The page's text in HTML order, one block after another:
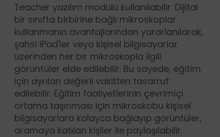
Teacher yazılım modülü kullanılabilir. Dijital
bir sınıfta birbirine bağlı mikroskoplar
kullanmanın avantajlarından yararlanılarak,
şahsi iPad'ler veya kişisel bilgisayarlar
üzerinden her bir mikroskopla ilgili
görüntüler elde edilebilir. Bu sayede, eğitim
için ayrılan değerli vakitten tasarruf
edilebilir. Eğitim faaliyetlerinin çevrimiçi
ortama taşınması için mikroskobu kişisel
bilgisayarlara kolayca bağlayıp görüntüler,
aramaya katılan kişiler ile paylaşılabilir.